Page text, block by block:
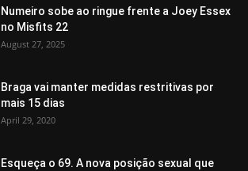
Numeiro sobe ao ringue frente a Joey Essex
no Misfits 22
August 27, 2025
Braga vai manter medidas restritivas por
mais 15 dias
April 29, 2020
Esqueça o 69. A nova posição sexual que